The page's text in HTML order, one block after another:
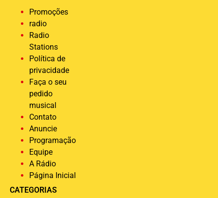
Promoções
radio
Radio
Stations
Política de
privacidade
Faça o seu
pedido
musical
Contato
Anuncie
Programação
Equipe
A Rádio
Página Inicial
CATEGORIAS